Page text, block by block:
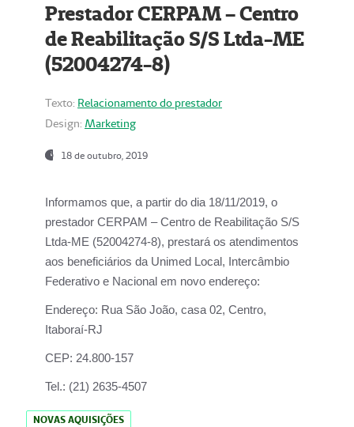
Prestador CERPAM – Centro
de Reabilitação S/S Ltda-ME
(52004274-8)
Texto: Relacionamento do prestador
Design: Marketing
18 de outubro, 2019
Informamos que, a partir do dia 18/11/2019, o
prestador CERPAM – Centro de Reabilitação S/S
Ltda-ME (52004274-8), prestará os atendimentos
aos beneficiários da Unimed Local, Intercâmbio
Federativo e Nacional em novo endereço:
Endereço: Rua São João, casa 02, Centro,
Itaboraí-RJ
CEP: 24.800-157
Tel.: (21) 2635-4507
NOVAS AQUISIÇÕES